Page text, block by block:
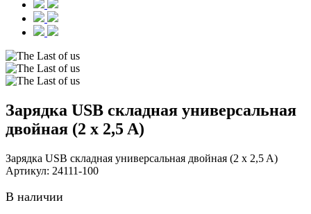
Зарядка USB складная универсальная
двойная (2 x 2,5 A)
Зарядка USB складная универсальная двойная (2 x 2,5 A)
Артикул: 24111-100
В наличии